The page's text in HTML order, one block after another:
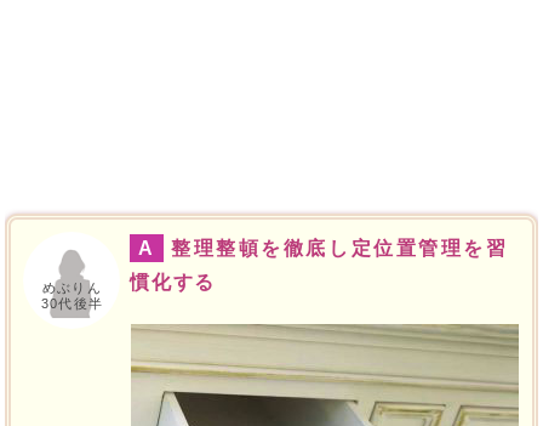
めぶりん
30代後半
A
整理整頓を徹底し定位置管理を習
慣化する